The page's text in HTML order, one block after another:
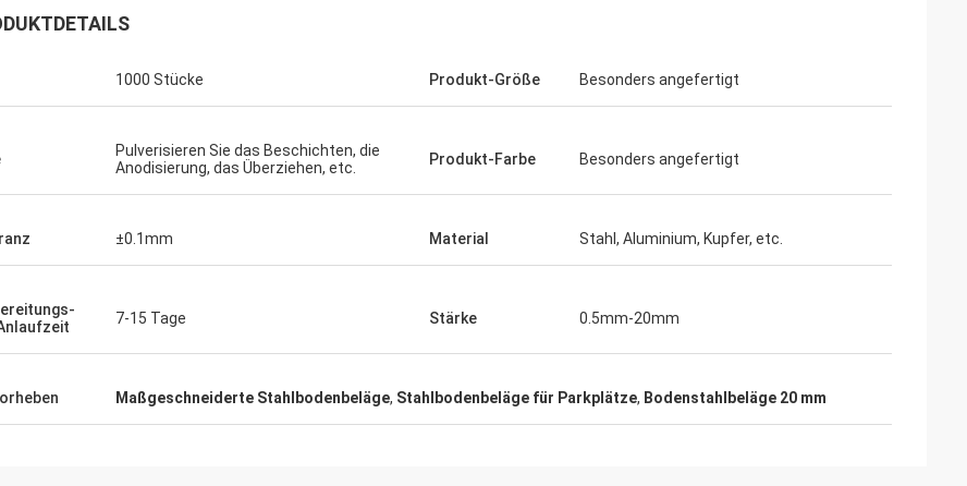
bieten
beantworten
Job!
1000 Stücke Produkt-Größe Besonders angefertigt
Pulverisieren Sie das Beschichten, die
Anodisierung, das Überziehen, etc.
Produkt-Farbe Besonders angefertigt
±0.1mm Material Stahl, Aluminium, Kupfer, etc.
7-15 Tage Stärke 0.5mm-20mm
Maßgeschneiderte Stahlbodenbeläge, Stahlbodenbeläge für Parkplätze, Bodenstahlbeläge 20 mm